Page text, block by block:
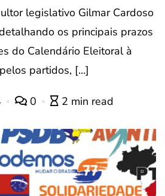
legislativo Gilmar Cardoso
os principais prazos
do Calendário Eleitoral à
partidos, […]
0 2 min read